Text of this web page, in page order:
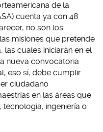
de la
cuenta ya con 48
no son los
misiones que pretende
cuales iniciarán en el
nueva convocatoria
eso sí, debe cumplir
ciudadano
en las áreas que
tecnología, ingeniería o